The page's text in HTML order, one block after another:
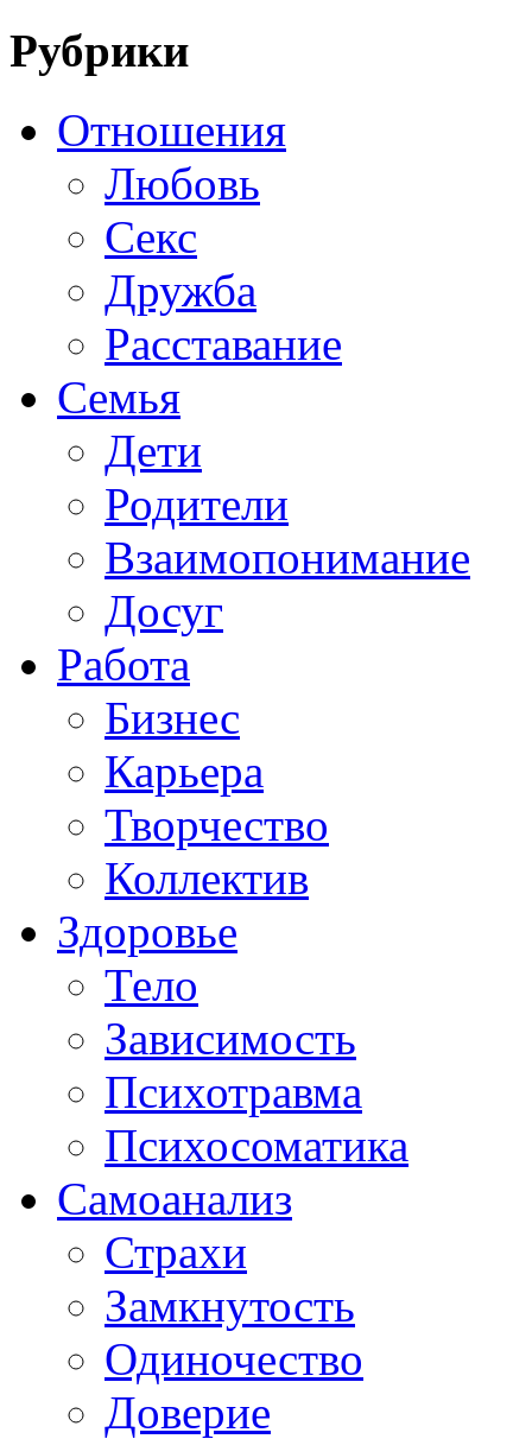
Рубрики
Отношения
Любовь
Секс
Дружба
Расставание
Семья
Дети
Родители
Взаимопонимание
Досуг
Работа
Бизнес
Карьера
Творчество
Коллектив
Здоровье
Тело
Зависимость
Психотравма
Психосоматика
Самоанализ
Страхи
Замкнутость
Одиночество
Доверие